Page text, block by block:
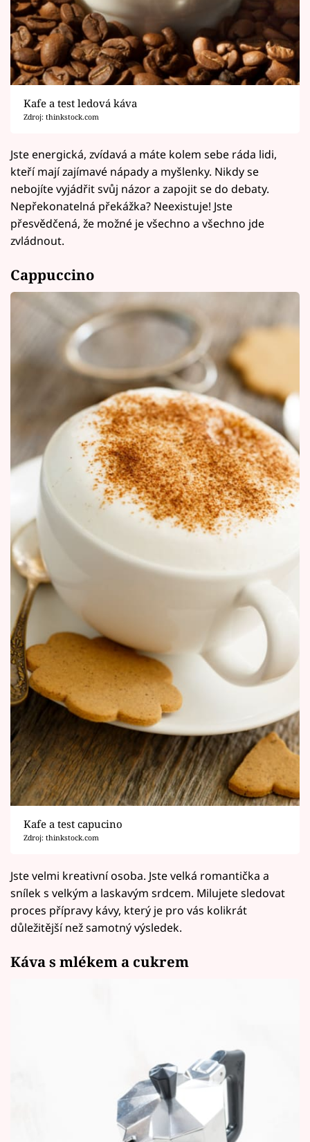
Kafe a test ledová káva
Zdroj: thinkstock.com
Jste energická, zvídavá a máte kolem sebe ráda lidi,
kteří mají zajímavé nápady a myšlenky. Nikdy se
nebojíte vyjádřit svůj názor a zapojit se do debaty.
Nepřekonatelná překážka? Neexistuje! Jste
přesvědčená, že možné je všechno a všechno jde
zvládnout.
Cappuccino
Kafe a test capucino
Zdroj: thinkstock.com
Jste velmi kreativní osoba. Jste velká romantička a
snílek s velkým a laskavým srdcem. Milujete sledovat
proces přípravy kávy, který je pro vás kolikrát
důležitější než samotný výsledek.
Káva s mlékem a cukrem